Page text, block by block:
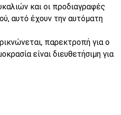
και οι προδιαγραφές
αυτό έχουν την αυτόματη
παρεκτροπή για ο
είναι διευθετήσιμη για